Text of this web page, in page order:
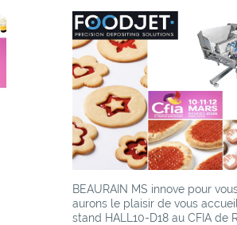
BEAURAIN MS innove pour
aurons le plaisir de vous
stand HALL10-D18 au CFIA de